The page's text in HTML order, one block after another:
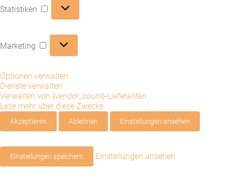
Statistiken
Statistiken
Marketing
Marketing
Optionen verwalten
Dienste verwalten
Verwalten von {vendor_count}-Lieferanten
Lese mehr über diese Zwecke
Akzeptieren Ablehnen Einstellungen ansehen
Einstellungen speichern Einstellungen ansehen